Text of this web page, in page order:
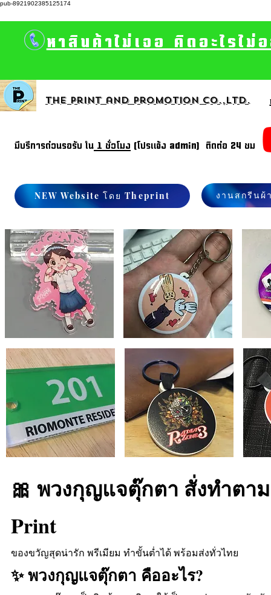
pub-8921902385125174
หาสินค้าไม่เจอ คิดอะไรไ
The print and promotion CO.,Ltd.
มีบรีการด่วนรอรับ ใน 1 ชั่วโมง (โปรแจ้ง admin) ติดต่อ 24 ชม
NEW Website โดย Theprint งานสกรีนผ้
🎀 พวงกุญแจตุ๊กตา สั่งทำตา
Print
ของขวัญสุดน่ารัก พรีเมียม ทำขั้นต่ำได้ พร้อมส่งทั่วไทย
✨ พวงกุญแจตุ๊กตา คืออะไร?